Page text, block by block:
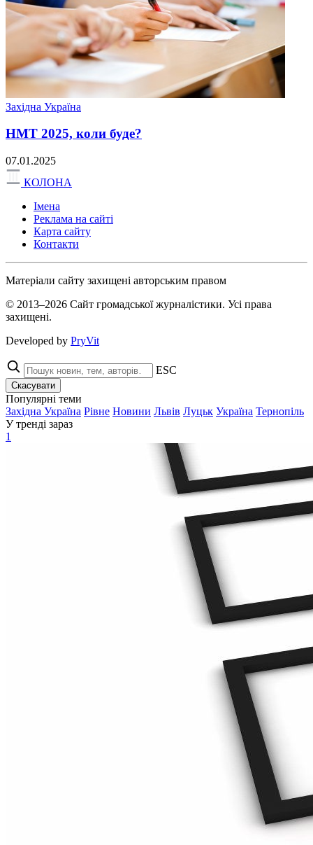
Західна Україна
НМТ 2025, коли буде?
07.01.2025
КОЛОНА
Імена
Реклама на сайті
Карта сайту
Контакти
Матеріали сайту захищені авторським правом
© 2013–2026 Сайт громадської журналістики. Усі права
захищені.
Developed by PryVit
ESC
Скасувати
Популярні теми
Західна Україна Рівне Новини Львів Луцьк Україна Тернопіль
У тренді зараз
1